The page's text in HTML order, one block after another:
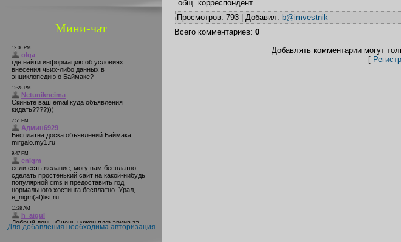
Мини-чат
Для добавления необходима авторизация
общ. корреспондент.
Просмотров: 793 | Добавил: b@imvestnik
Всего комментариев: 0
Добавлять комментарии могут
[